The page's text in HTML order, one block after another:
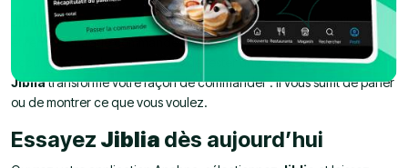
Jiblias’inscrit dans l’esprit d’Anahna : simplifier la vie des utilisateurs
et rendre chaque commande plus intuitive. Que vous soyez pressé,
occupé ou simplement curieux de tester une nouvelle technologie,
Jibliatransforme votre façon de commander : il vous suffit de parler
ou de montrer ce que vous voulez.
Essayez Jiblia dès aujourd’hui